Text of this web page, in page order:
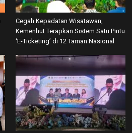
Cegah Kepadatan Wisatawan,
Kemenhut Terapkan Sistem Satu Pintu
‘E-Ticketing’ di 12 Taman Nasional